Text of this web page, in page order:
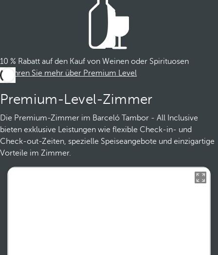
10 % Rabatt auf den Kauf von Weinen oder Spirituosen
Erfahren Sie mehr über Premium Level
Premium-Level-Zimmer
Die Premium-Zimmer im Barceló Tambor - All Inclusive
bieten exklusive Leistungen wie flexible Check-in- und
Check-out-Zeiten, spezielle Speiseangebote und einzigartige
Vorteile im Zimmer.